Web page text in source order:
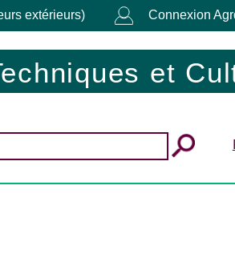
extérieurs) Connexion
et